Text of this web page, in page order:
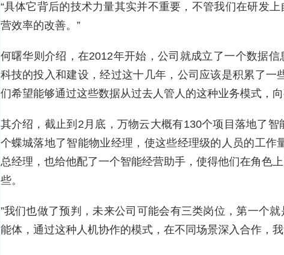
“具体它背后的技术力量其实并不重要，不管我们在研发
营效率的改善。”
何曙华则介绍，在2012年开始，公司就成立了一个数据
科技的投入和建设，经过这十几年，公司应该是积累了一
们希望能够通过这些数据从过去人管人的这种业务模式，
其介绍，截止到2月底，万物云大概有130个项目落地了
个蝶城落地了智能物业经理，使这些经理级的人员的工
总经理，也给他配了一个智能经营助手，使得他们在角色
些。
”我们也做了预判，未来公司可能会有三类岗位，第一个
能体，通过这种人机协作的模式，在不同场景深入合作，